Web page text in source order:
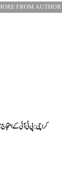
FROM AUTHOR
کراچی: پی ٹی آئی کے